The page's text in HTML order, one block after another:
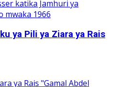
ya Pili ya Ziara ya Rais